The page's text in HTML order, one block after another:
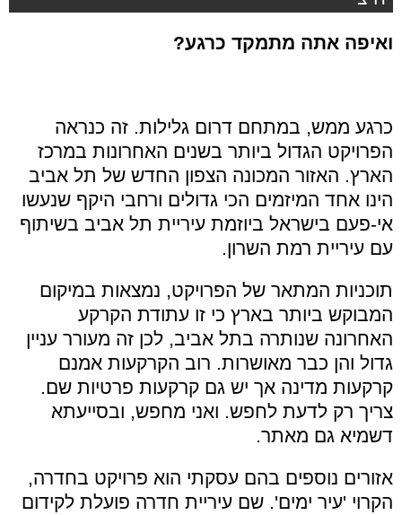
ואיפה אתה מתמקד כרגע?
כרגע ממש, במתחם דרום גלילות. זה כנראה
הפרויקט הגדול ביותר בשנים האחרונות במרכז
הארץ. האזור המכונה הצפון החדש של תל אביב
הינו אחד המיזמים הכי גדולים ורחבי היקף שנעשו
אי-פעם בישראל ביוזמת עיריית תל אביב בשיתוף
עם עיריית רמת השרון.
תוכניות המתאר של הפרויקט, נמצאות במיקום
המבוקש ביותר בארץ כי זו עתודת הקרקע
האחרונה שנותרה בתל אביב, לכן זה מעורר עניין
גדול והן כבר מאושרות. רוב הקרקעות אמנם
קרקעות מדינה אך יש גם קרקעות פרטיות שם.
צריך רק לדעת לחפש. ואני מחפש, ובסייעתא
דשמיא גם מאתר.
אזורים נוספים בהם עסקתי הוא פרויקט בחדרה,
הקרוי 'עיר ימים'. שם עיריית חדרה פועלת לקידום